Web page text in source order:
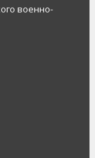
военно-